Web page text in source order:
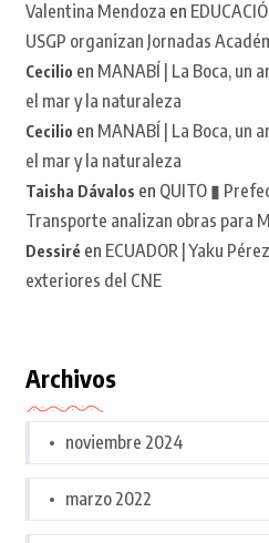
Valentina Mendoza en
USGP organizan Jornadas
Cecilio en MANABÍ | La Boca, un
el mar y la naturaleza
Cecilio en MANABÍ | La Boca, un
el mar y la naturaleza
Taisha Dávalos en QUITO ▮
Transporte analizan obras para
Dessiré en ECUADOR | Yaku
exteriores del CNE
Archivos
noviembre 2024
marzo 2022